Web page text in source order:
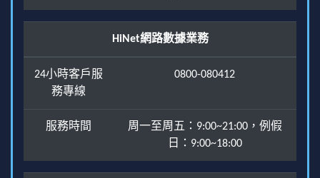
HiNet網路數據業務
24小時客戶服
務專線
0800-080412
服務時間
周一至周五：9:00~21:00，例假
日：9:00~18:00